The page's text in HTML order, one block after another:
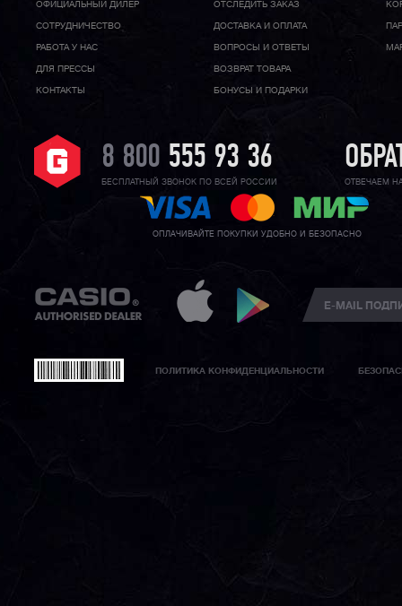
ОФИЦИАЛЬНЫЙ ДИЛЕР
CОТРУДНИЧЕСТВО
РАБОТА У НАС
ДЛЯ ПРЕССЫ
КОНТАКТЫ
ОТСЛЕДИТЬ ЗАКАЗ
ДОСТАВКА И ОПЛАТА
ВОПРОСЫ И ОТВЕТЫ
ВОЗВРАТ ТОВАРА
БОНУСЫ И ПОДАРКИ
8 800 555 93 36
БЕСПЛАТНЫЙ ЗВОНОК ПО ВСЕЙ РОССИИ ОТВЕЧАЕМ
ОПЛАЧИВАЙТЕ ПОКУПКИ УДОБНО И БЕЗОПАСНО
ПОЛИТИКА КОНФИДЕНЦИАЛЬНОСТИ